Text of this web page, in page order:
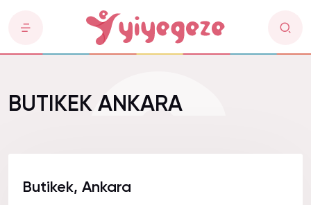
BUTIKEK ANKARA
Butikek, Ankara